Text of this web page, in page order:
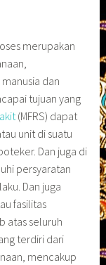
merupakan
dan
tujuan yang
(MFRS) dapat
unit di suatu
Dan juga di
persyaratan
Dan juga
fasilitas
atas seluruh
terdiri dari
mencakup